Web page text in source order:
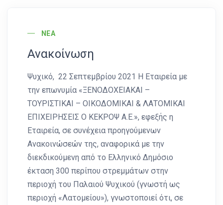
ΝΈΑ
Ανακοίνωση
Ψυχικό, 22 Σεπτεμβρίου 2021 Η Εταιρεία με
την επωνυμία «ΞΕΝΟΔΟΧΕΙΑΚΑΙ –
ΤΟΥΡΙΣΤΙΚΑΙ – ΟΙΚΟΔΟΜΙΚΑΙ & ΛΑΤΟΜΙΚΑΙ
ΕΠΙΧΕΙΡΗΣΕΙΣ Ο ΚΕΚΡΟΨ Α.Ε.», εφεξής η
Εταιρεία, σε συνέχεια προηγούμενων
Ανακοινώσεών της, αναφορικά με την
διεκδικούμενη από το Ελληνικό Δημόσιο
έκταση 300 περίπου στρεμμάτων στην
περιοχή του Παλαιού Ψυχικού (γνωστή ως
περιοχή «Λατομείου»), γνωστοποιεί ότι, σε